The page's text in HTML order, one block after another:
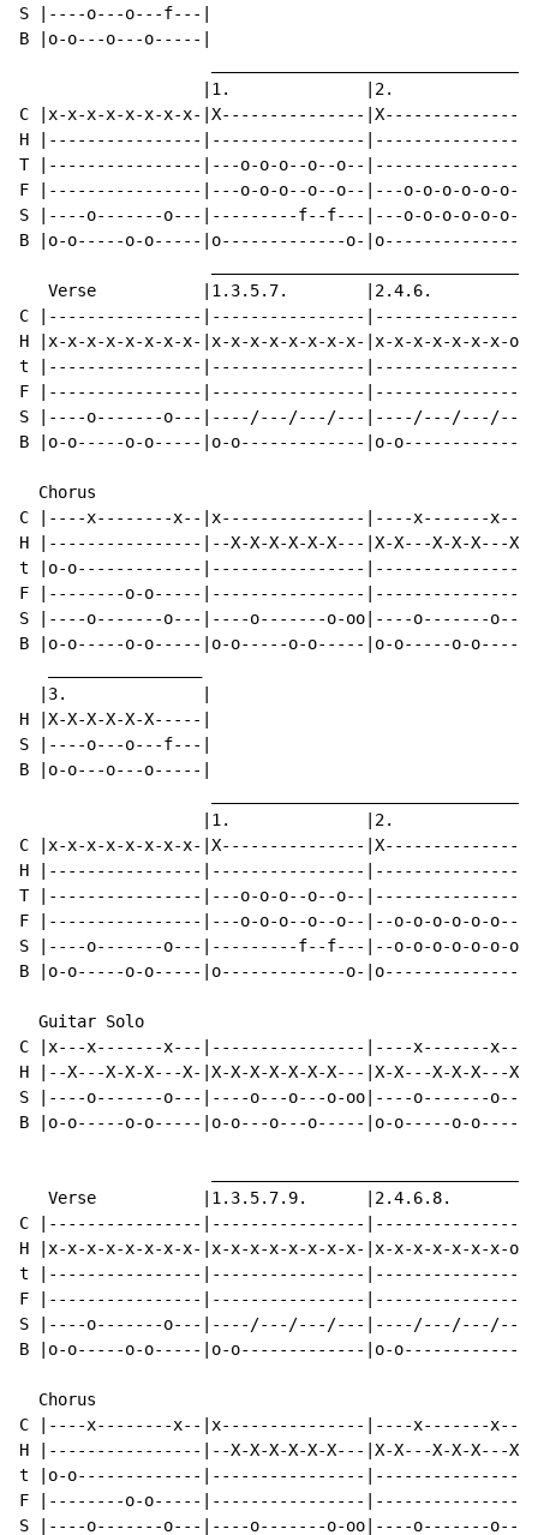
S |----o---o---f---|
B |o-o---o---o-----|
                   |1.              |2.              |
C |x-x-x-x-x-x-x-x-|X---------------|X---------------|
H |----------------|----------------|---------------X|
T |----------------|---o-o-o--o--o--|----------------|
F |----------------|---o-o-o--o--o--|---o-o-o-o-o-o--|
S |----o-------o---|---------f--f---|---o-o-o-o-o-o--|
B |o-o-----o-o-----|o-------------o-|o---------------|
Verse           |1.3.5.7.        |2.4.6.
C |----------------|----------------|----------------
H |x-x-x-x-x-x-x-x-|x-x-x-x-x-x-x-x-|x-x-x-x-x-x-
t |----------------|----------------|----------------
F |----------------|----------------|----------------|--
S |----o-------o---|----/---/---/---|----/---/---/---|o-
B |o-o-----o-o-----|o-o-------------|o-
Chorus
C |----x--------x--|x---------------|----x-------
H |----------------|--X-X-X-X-X-X---|X-X---X-X-X---X-
t |o-o-------------|----------------
F |--------o-o-----|----------------
S |----o-------o---|----o-------o-oo|----o-------o---
B |o-o-----o-o-----|o-o-----o-o-----|o-o-----o-
  |3.              |
H |X-X-X-X-X-X-----|
S |----o---o---f---|
B |o-o---o---o-----|
                   |1.              |2.              |
C |x-x-x-x-x-x-x-x-|X---------------|X---------------|
H |----------------|----------------|----------------|
T |----------------|---o-o-o--o--o--|----------------|
F |----------------|---o-o-o--o--o--|--o-o-o-o-o-o---|
S |----o-------o---|---------f--f---|--o-o-o-o-o-o-oo|
B |o-o-----o-o-----|o-------------o-|o---------------|
  Guitar Solo
C |x---x-------x---|----------------|----x-------
H |--X---X-X-X---X-|X-X-X-X-X-X-X---|X-X---X-X-X---X-
S |----o-------o---|----o---o---o-oo|----o-------
B |o-o-----o-o-----|o-o---o---o-----|o-o-----o-o-----
Verse           |1.3.5.7.9.      |2.4.6.8.
C |----------------|----------------|----------------
H |x-x-x-x-x-x-x-x-|x-x-x-x-x-x-x-x-|x-x-x-x-x-x-
t |----------------|----------------|----------------|--
F |----------------|----------------|----------------|--
S |----o-------o---|----/---/---/---|----/---/---/---
B |o-o-----o-o-----|o-o-------------|o-o-------------
Chorus
C |----x--------x--|x---------------|----x-------
H |----------------|--X-X-X-X-X-X---|X-X---X-X-X---X-
t |o-o-------------|----------------
F |--------o-o-----|----------------
S |----o-------o---|----o-------o-oo|----o-------o---